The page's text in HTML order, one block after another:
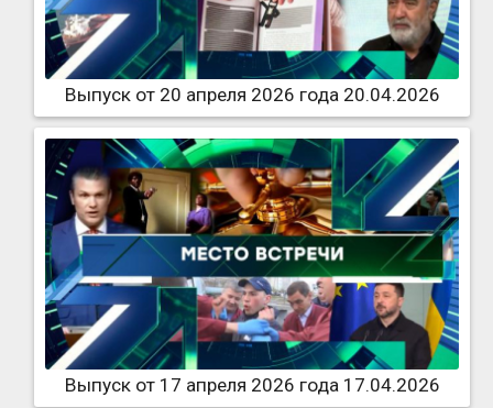
Выпуск от 20 апреля 2026 года 20.04.2026
Выпуск от 17 апреля 2026 года 17.04.2026